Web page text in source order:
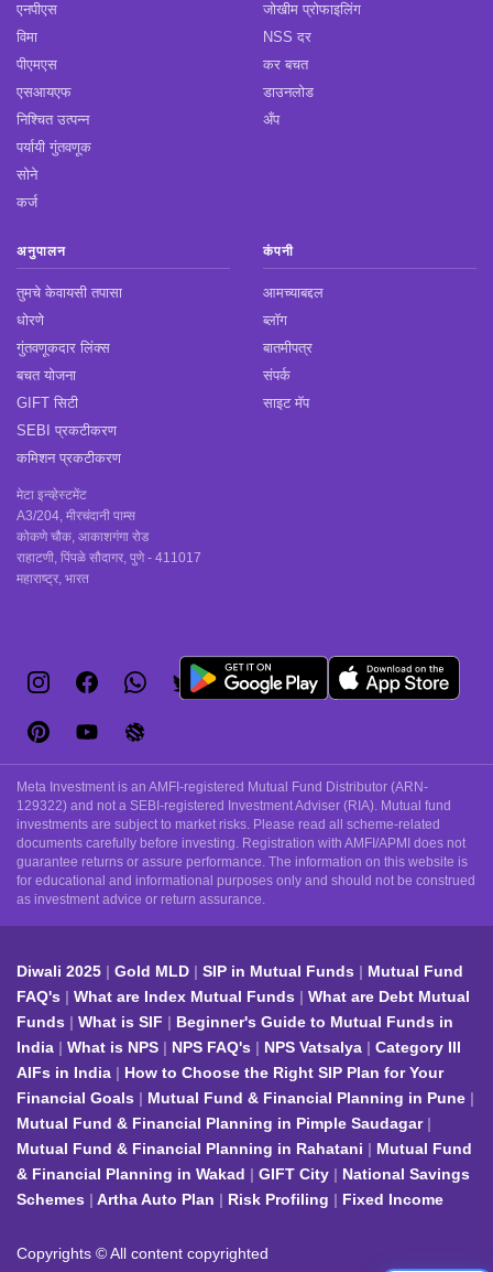
एनपीएस
विमा
पीएमएस
एसआयएफ
निश्चित उत्पन्न
पर्यायी गुंतवणूक
सोने
कर्ज
जोखीम प्रोफाइलिंग
NSS दर
कर बचत
डाउनलोड
अँप
अनुपालन
तुमचे केवायसी तपासा
धोरणे
गुंतवणूकदार लिंक्स
बचत योजना
GIFT सिटी
SEBI प्रकटीकरण
कमिशन प्रकटीकरण
मेटा इन्व्हेस्टमेंट
A3/204, मीरचंदानी पाम्स
कोकणे चौक, आकाशगंगा रोड
राहाटणी, पिंपळे सौदागर, पुणे - 411017
महाराष्ट्र, भारत
कंपनी
आमच्याबद्दल
ब्लॉग
बातमीपत्र
संपर्क
साइट मॅप
Meta Investment is an AMFI-registered Mutual Fund Distributor (ARN-
129322) and not a SEBI-registered Investment Adviser (RIA). Mutual fund
investments are subject to market risks. Please read all scheme-related
documents carefully before investing. Registration with AMFI/APMI does not
guarantee returns or assure performance. The information on this website is
for educational and informational purposes only and should not be construed
as investment advice or return assurance.
Diwali 2025 Gold MLD SIP in Mutual Funds
Mutual Fund
FAQ's
What are Index Mutual Funds
What are Debt Mutual
Funds
What is SIF
Beginner's Guide to Mutual Funds in
India
What is NPS NPS FAQ's NPS Vatsalya
Category III
AIFs in India
How to Choose the Right SIP Plan for Your
Financial Goals
Mutual Fund & Financial Planning in Pune
Mutual Fund & Financial Planning in Pimple Saudagar
Mutual Fund & Financial Planning in Rahatani
Mutual Fund
& Financial Planning in Wakad
GIFT City
National Savings
Schemes
Artha Auto Plan Risk Profiling Fixed Income
Copyrights © All content copyrighted